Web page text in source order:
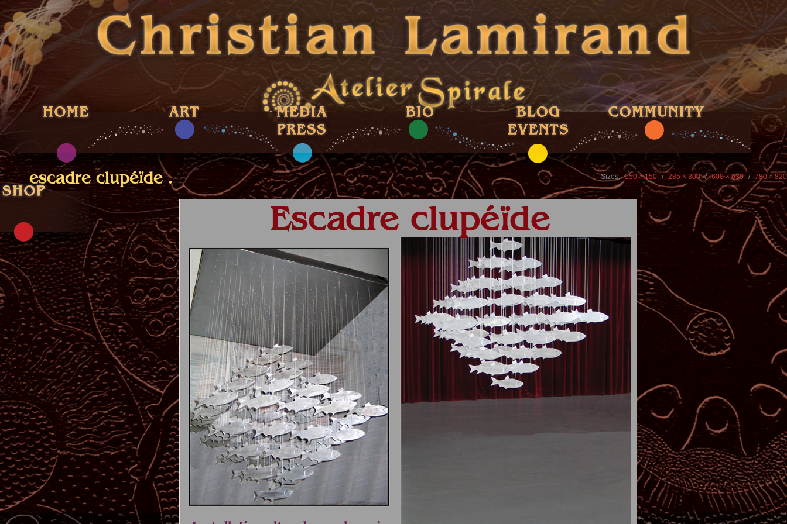
escadre clupéïde . Sizes: 150 × 150 / 285 × 300 / 600 × 630 / 780 × 820